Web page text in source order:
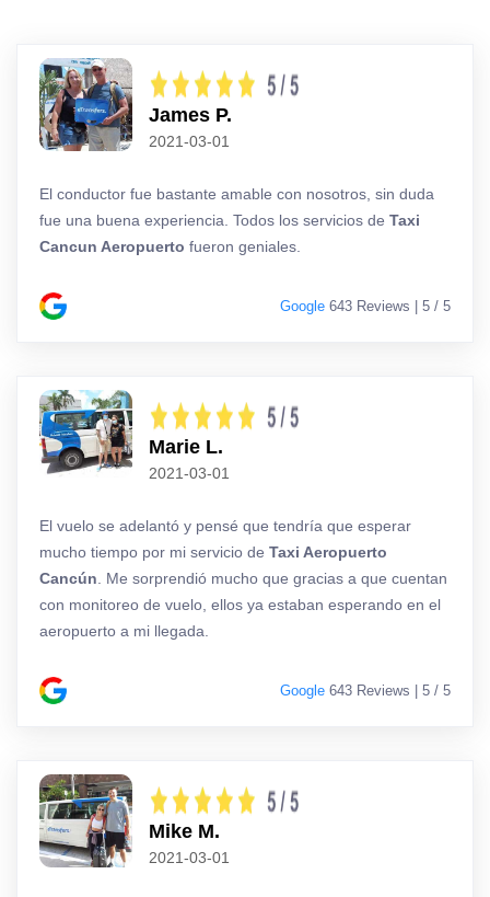
James P.
2021-03-01
El conductor fue bastante amable con nosotros, sin duda
fue una buena experiencia. Todos los servicios de Taxi
Cancun Aeropuerto fueron geniales.
Google 643 Reviews | 5 / 5
Marie L.
2021-03-01
El vuelo se adelantó y pensé que tendría que esperar
mucho tiempo por mi servicio de Taxi Aeropuerto
Cancún. Me sorprendió mucho que gracias a que cuentan
con monitoreo de vuelo, ellos ya estaban esperando en el
aeropuerto a mi llegada.
Google 643 Reviews | 5 / 5
Mike M.
2021-03-01